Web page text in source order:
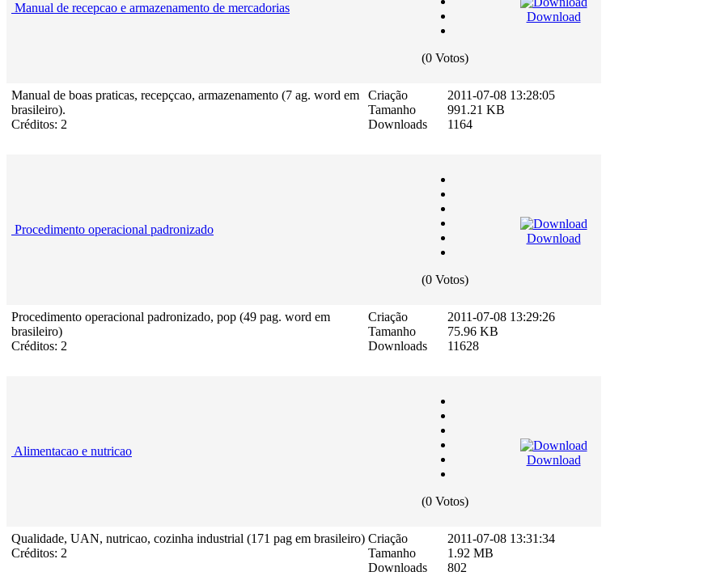
Manual de recepcao e armazenamento de mercadorias
(0 Votos)
Download
Manual de boas praticas, recepçcao, armazenamento (7 ag. word em
brasileiro).
Créditos: 2
Criação
Tamanho
Downloads
2011-07-08 13:28:05
991.21 KB
1164
Procedimento operacional padronizado
(0 Votos)
Download
Procedimento operacional padronizado, pop (49 pag. word em
brasileiro)
Créditos: 2
Criação
Tamanho
Downloads
2011-07-08 13:29:26
75.96 KB
11628
Alimentacao e nutricao
(0 Votos)
Download
Qualidade, UAN, nutricao, cozinha industrial (171 pag em brasileiro)
Créditos: 2
Criação
Tamanho
Downloads
2011-07-08 13:31:34
1.92 MB
802